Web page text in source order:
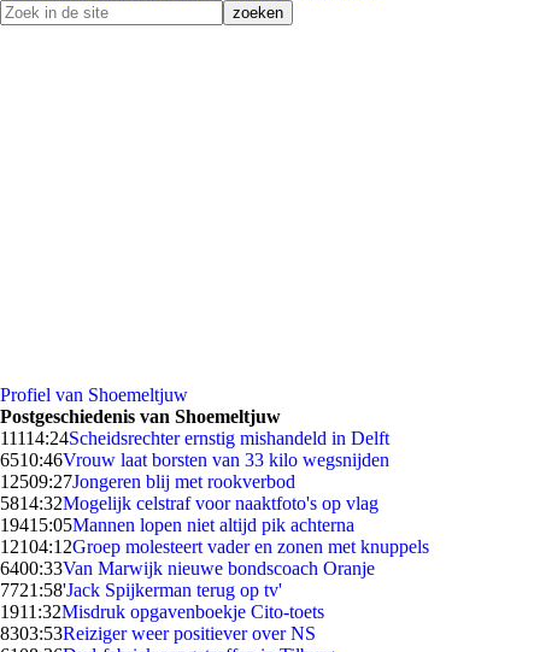
Profiel van Shoemeltjuw
Postgeschiedenis van Shoemeltjuw
11114:24Scheidsrechter ernstig mishandeld in Delft
6510:46Vrouw laat borsten van 33 kilo wegsnijden
12509:27Jongeren blij met rookverbod
5814:32Mogelijk celstraf voor naaktfoto's op vlag
19415:05Mannen lopen niet altijd pik achterna
12104:12Groep molesteert vader en zonen met knuppels
6400:33Van Marwijk nieuwe bondscoach Oranje
7721:58'Jack Spijkerman terug op tv'
1911:32Misdruk opgavenboekje Cito-toets
8303:53Reiziger weer positiever over NS